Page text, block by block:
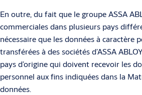
En outre, du fait que le groupe ASSA
commerciales dans plusieurs pays
nécessaire que les données à caractère
transférées à des sociétés d’ASSA
pays d’origine qui doivent recevoir les
personnel aux fins indiquées dans la
données.